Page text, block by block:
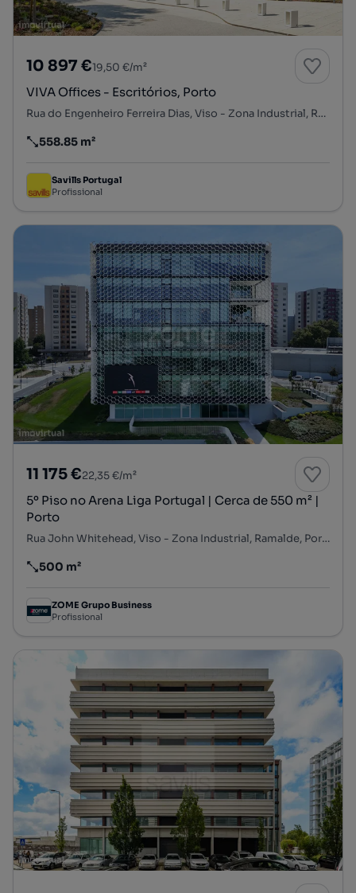
10 897 €19,50 €/m²
VIVA Offices - Escritórios, Porto
Rua do Engenheiro Ferreira Dias, Viso - Zona Industrial, Ramalde, Porto, Porto
Preço por metro quadrado
558.85 m²
Savills Portugal
Profissional
11 175 €22,35 €/m²
5º Piso no Arena Liga Portugal | Cerca de 550 m² |
Porto
Rua John Whitehead, Viso - Zona Industrial, Ramalde, Porto, Porto
Preço por metro quadrado
500 m²
ZOME Grupo Business
Profissional